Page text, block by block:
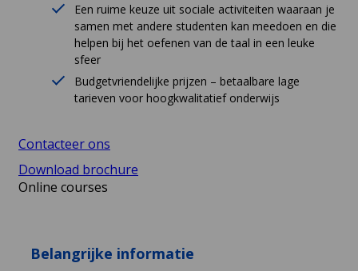
Belangrijke informatie
Een ruime keuze uit sociale activiteiten waaraan je
samen met andere studenten kan meedoen en die
helpen bij het oefenen van de taal in een leuke
sfeer
Budgetvriendelijke prijzen – betaalbare lage
tarieven voor hoogkwalitatief onderwijs
Contacteer ons
Download brochure
Online courses